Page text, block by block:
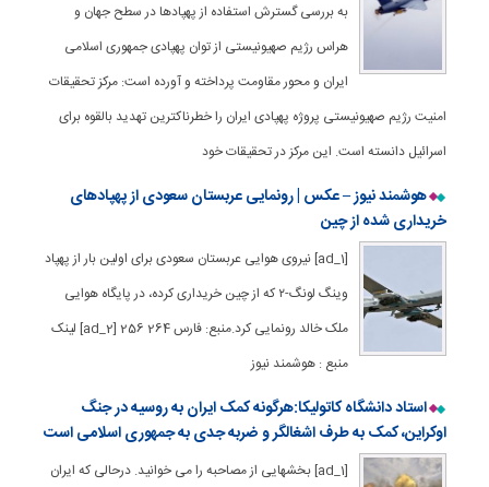
به بررسی گسترش استفاده از پهپادها در سطح جهان و
هراس رژیم صهیونیستی از توان پهپادی جمهوری اسلامی
ایران و محور مقاومت پرداخته و آورده است: مرکز تحقیقات
امنیت رژیم صهیونیستی پروژه پهپادی ایران را خطرناکترین تهدید بالقوه برای
اسرائیل دانسته است. این مرکز در تحقیقات خود
هوشمند نیوز – عکس | رونمایی عربستان سعودی از پهپادهای
خریداری‌ شده از چین
[ad_1] نیروی هوایی عربستان سعودی برای اولین بار از پهپاد
وینگ لونگ-۲ که از چین خریداری کرده، در پایگاه هوایی
ملک خالد رونمایی کرد.منبع: فارس 264 256 [ad_2] لینک
منبع : هوشمند نیوز
استاد دانشگاه کاتولیکا:هرگونه کمک ایران به روسیه در جنگ
اوکراین، کمک به طرف اشغالگر و ضربه جدی به جمهوری اسلامی است
[ad_1] بخشهایی از مصاحبه را می خوانید. درحالی که ایران